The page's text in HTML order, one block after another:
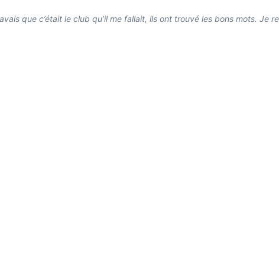
que c’était le club qu’il me fallait, ils ont trouvé les bons mots. Je